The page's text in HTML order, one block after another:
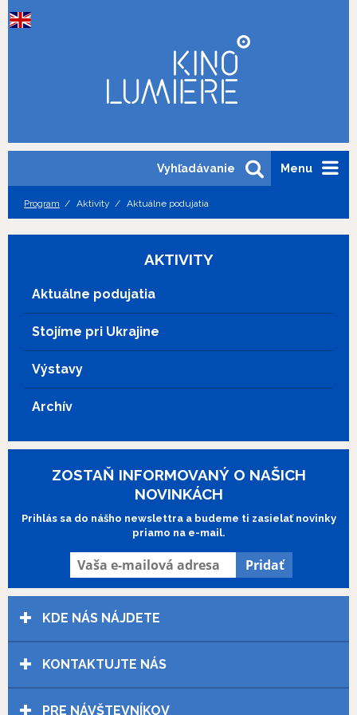
Menu
Vyhľadávanie
Program Aktivity Aktuálne podujatia
AKTIVITY
Aktuálne podujatia
Stojíme pri Ukrajine
Výstavy
Archív
ZOSTAŇ INFORMOVANÝ O NAŠICH
NOVINKÁCH
Prihlás sa do nášho newslettra a budeme ti zasielať novinky
priamo na e-mail.
KDE NÁS NÁJDETE
KONTAKTUJTE NÁS
PRE NÁVŠTEVNÍKOV